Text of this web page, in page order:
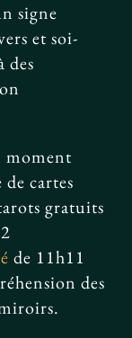
signe
et soi-
des
moment
cartes
gratuits
de 11h11
des